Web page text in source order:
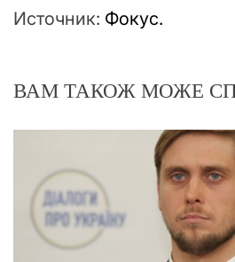
Источник: Фокус.
ВАМ ТАКОЖ МОЖЕ